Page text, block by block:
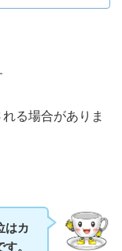
る場合がありま
はカ
。